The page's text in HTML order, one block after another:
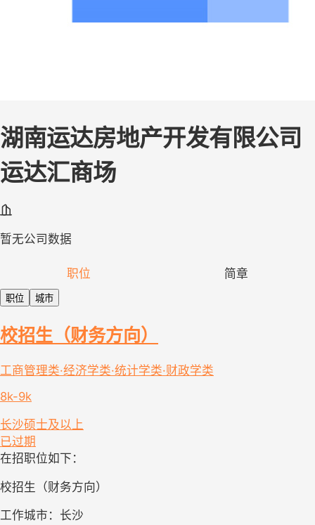
湖南运达房地产开发有限公司
运达汇商场
暂无公司数据
职位 简章
职位 城市
校招生（财务方向）
工商管理类·经济学类·统计学类·财政学类
8k-9k
长沙硕士及以上
已过期
在招职位如下：
校招生（财务方向）
工作城市：长沙